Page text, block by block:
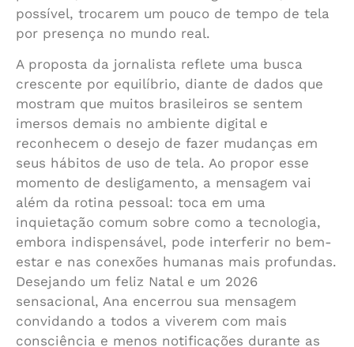
possível, trocarem um pouco de tempo de tela
por presença no mundo real.
A proposta da jornalista reflete uma busca
crescente por equilíbrio, diante de dados que
mostram que muitos brasileiros se sentem
imersos demais no ambiente digital e
reconhecem o desejo de fazer mudanças em
seus hábitos de uso de tela. Ao propor esse
momento de desligamento, a mensagem vai
além da rotina pessoal: toca em uma
inquietação comum sobre como a tecnologia,
embora indispensável, pode interferir no bem-
estar e nas conexões humanas mais profundas.
Desejando um feliz Natal e um 2026
sensacional, Ana encerrou sua mensagem
convidando a todos a viverem com mais
consciência e menos notificações durante as